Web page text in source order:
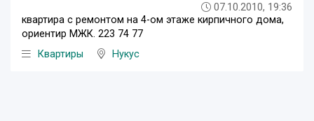
07.10.2010, 19:36
квартира с ремонтом на 4-ом этаже кирпичного дома,
ориентир МЖК. 223 74 77
Квартиры
Нукус